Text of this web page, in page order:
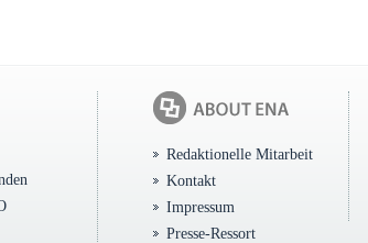
Redaktionelle Mitarbeit
Kontakt
Impressum
Presse-Ressort